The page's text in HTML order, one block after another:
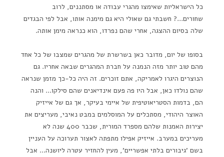
כל הישראליות שאימצו מהגרי עבודה או מסתננים, לרוב
שחורים…? חשבתי גם שאולי היא גם מימנה אותו, אבל לפי הבגדים
שלה בסיום ההצגה, אחרי שהם נפרדו, הוא כנראה מימן אותה.
בסופו של יום, מדובר כאן בשרשרת של מהגרים שמצבו של כל אחד
מהם טוב יותר מזה הנמנה על חברת המהגרים שבאה אחריו. גם
הנוצרים היגרו לאמריקה, אתם זוכרים. זה היה כל-כך מזמן שנראה
שהם נולדו כאן, אבל היו פה פעם אינדיאנים שהם סילקו… והנה
הם, בדמות הסטריאוטיפית של איימי בעיקר, אך גם של אייזיק
האוצר היהודי, מסתכלים על המוסלמים במבט נאיבי, מעריצים את
יצירות האמנות שלהם מספרד המורית, שכבר 400 שנה לא
מעריכים במערב. אייזיק אפילו מתפתה לאצור תערוכה על העניין
בשם 'גיבורים בלתי אפשריים', מעין להחזיר עטרה ליושנה… אבל